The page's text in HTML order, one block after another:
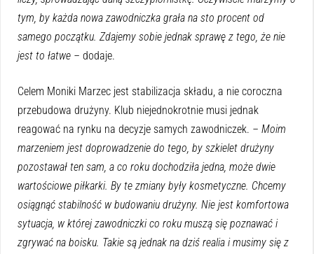
tym, by każda nowa zawodniczka grała na sto procent od
samego początku. Zdajemy sobie jednak sprawę z tego, że nie
jest to łatwe – dodaje.
Celem Moniki Marzec jest stabilizacja składu, a nie coroczna
przebudowa drużyny. Klub niejednokrotnie musi jednak
reagować na rynku na decyzje samych zawodniczek. – Moim
marzeniem jest doprowadzenie do tego, by szkielet drużyny
pozostawał ten sam, a co roku dochodziła jedna, może dwie
wartościowe piłkarki. By te zmiany były kosmetyczne. Chcemy
osiągnąć stabilność w budowaniu drużyny. Nie jest komfortowa
sytuacja, w której zawodniczki co roku muszą się poznawać i
zgrywać na boisku. Takie są jednak na dziś realia i musimy się z